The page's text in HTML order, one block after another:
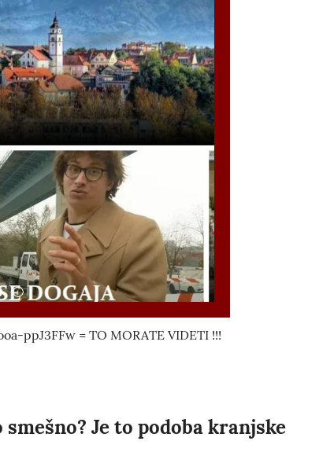
ppJ3FFw = TO MORATE VIDETI !!!
Je to podoba kranjske